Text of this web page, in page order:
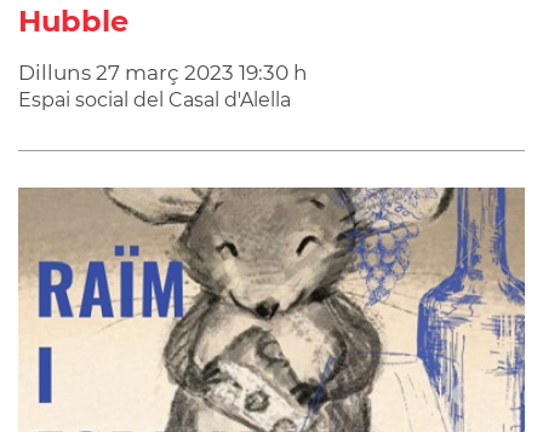
Hubble
Dilluns 27 març 2023 19:30 h
Espai social del Casal d'Alella